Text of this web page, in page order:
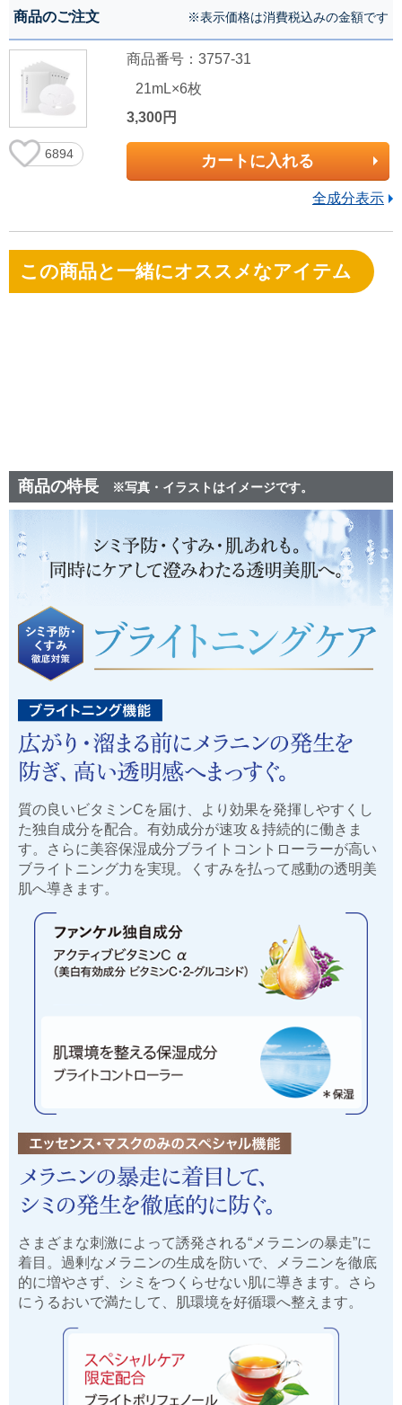
商品のご注文 ※表示価格は消費税込みの金額です
6894
商品番号：3757-31
21mL×6枚
3,300円
カートに入れる
全成分表示
この商品と一緒にオススメなアイテム
商品の特長 ※写真・イラストはイメージです。
質の良いビタミンCを届け、より効果を発揮しやすくし
た独自成分を配合。有効成分が速攻＆持続的に働きま
す。さらに美容保湿成分ブライトコントローラーが高い
ブライトニング力を実現。くすみを払って感動の透明美
肌へ導きます。
さまざまな刺激によって誘発される“メラニンの暴走”に
着目。過剰なメラニンの生成を防いで、メラニンを徹底
的に増やさず、シミをつくらせない肌に導きます。さら
にうるおいで満たして、肌環境を好循環へ整えます。